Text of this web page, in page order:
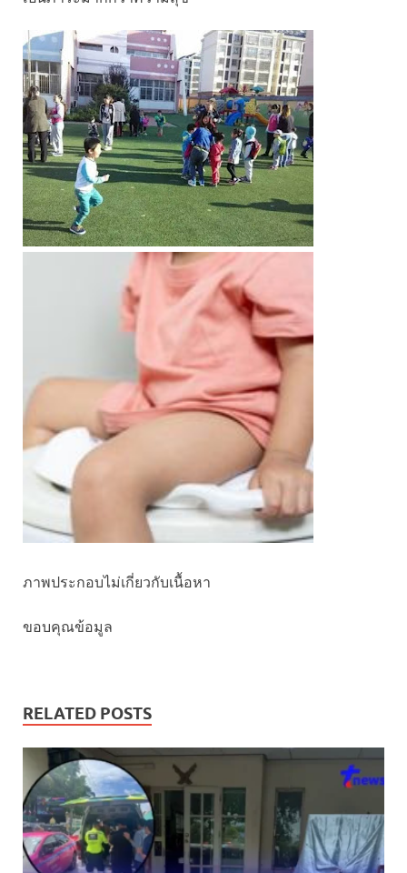
ภาพประกอบไม่เกี่ยวกับเนื้อหา
ขอบคุณข้อมูล
RELATED POSTS